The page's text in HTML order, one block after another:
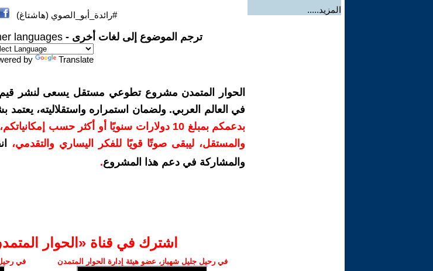
المزيد.....
#رائدة_أبو_الصوي (هاشتاغ)
ترجم الموضوع إلى لغات أخرى - languages
by Translate
الحوار المتمدن مشروع تطوعي مستقل يسعى لنشر قيم
في العالم العربي. ولضمان استمراره واستقلاليته،
بدعمكم بمبلغ 10 دولارات سنويًا أو أكثر حسب
والمستقل، ليبقى صوتًا قويًا للفكر اليساري والتقدمي،
والمشاركة في دعم هذا المشروع.
اشترك في قناة ‫«الحوار
في رحيل جليل شهباز، عضو هيئة إدارة الحوار المتمدن في